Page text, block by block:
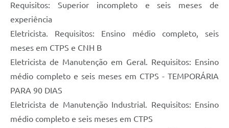
Requisitos: Superior incompleto e seis meses de
experiência
Eletricista. Requisitos: Ensino médio completo, seis
meses em CTPS e CNH B
Eletricista de Manutenção em Geral. Requisitos: Ensino
médio completo e seis meses em CTPS - TEMPORÁRIA
PARA 90 DIAS
Eletricista de Manutenção Industrial. Requisitos: Ensino
médio completo e seis meses em CTPS